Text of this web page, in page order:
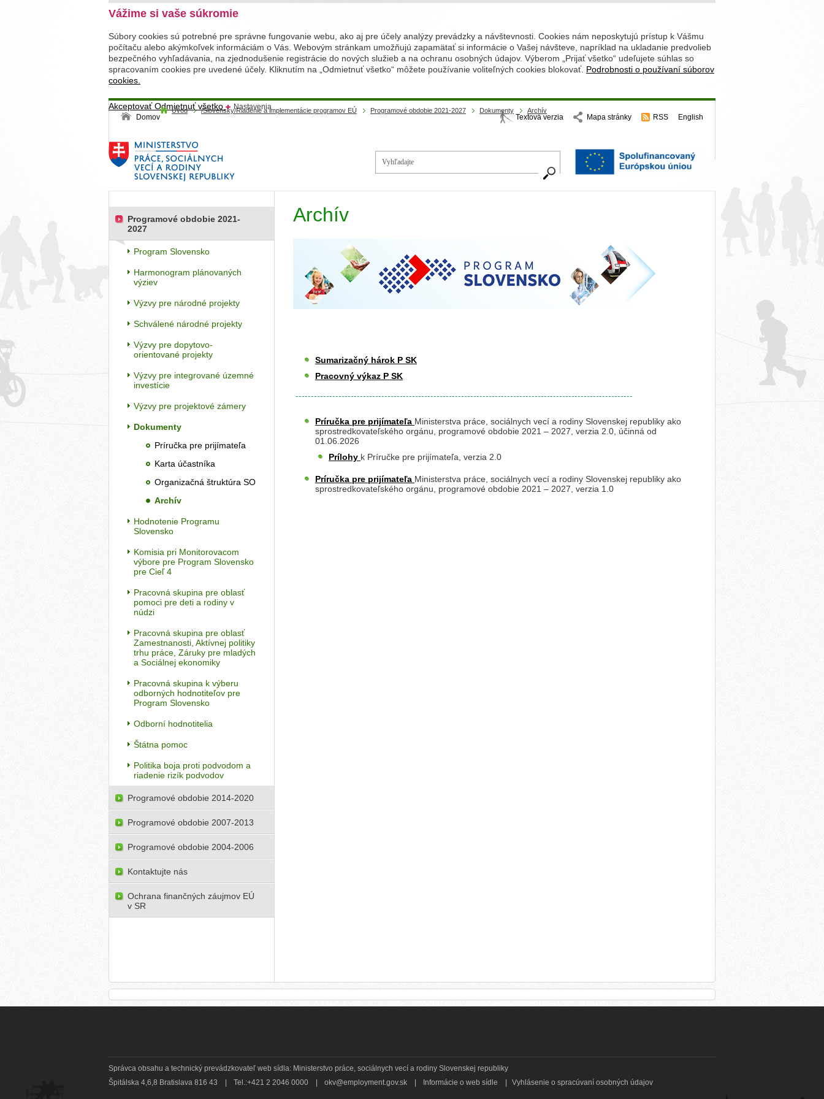
Vážime si vaše súkromie
Súbory cookies sú potrebné pre správne fungovanie webu, ako aj pre účely analýzy prevádzky a návštevnosti. Cookies nám neposkytujú prístup k Vášmu
počítaču alebo akýmkoľvek informáciám o Vás. Webovým stránkam umožňujú zapamätať si informácie o Vašej návšteve, napríklad na ukladanie predvolieb
bezpečného vyhľadávania, na zjednodušenie registrácie do nových služieb a na ochranu osobných údajov. Výberom „Prijať všetko“ udeľujete súhlas so
spracovaním cookies pre uvedené účely. Kliknutím na „Odmietnuť všetko“ môžete používanie voliteľných cookies blokovať. Podrobnosti o používaní súborov
cookies.
AkceptovaťOdmietnuť všetko
Nastavenia
Domov
Textová verzia Mapa stránky RSS English
Úvod /Slovensky/Riadenie a implementácie programov EÚ Programové obdobie 2021-2027 Dokumenty Archív
Archív
Sumarizačný hárok P SK
Pracovný výkaz P SK
--------------------------------------------------------------------------------------------------------------
Príručka pre prijímateľa Ministerstva práce, sociálnych vecí a rodiny Slovenskej republiky ako
sprostredkovateľského orgánu, programové obdobie 2021 – 2027, verzia 2.0, účinná od
01.06.2026
Prílohy k Príručke pre prijímateľa, verzia 2.0
Príručka pre prijímateľa Ministerstva práce, sociálnych vecí a rodiny Slovenskej republiky ako
sprostredkovateľského orgánu, programové obdobie 2021 – 2027, verzia 1.0
Programové obdobie 2021-
2027
Program Slovensko
Harmonogram plánovaných
výziev
Výzvy pre národné projekty
Schválené národné projekty
Výzvy pre dopytovo-
orientované projekty
Výzvy pre integrované územné
investície
Výzvy pre projektové zámery
Dokumenty
Príručka pre prijímateľa
Karta účastníka
Organizačná štruktúra SO
Archív
Hodnotenie Programu
Slovensko
Komisia pri Monitorovacom
výbore pre Program Slovensko
pre Cieľ 4
Pracovná skupina pre oblasť
pomoci pre deti a rodiny v
núdzi
Pracovná skupina pre oblasť
Zamestnanosti, Aktívnej politiky
trhu práce, Záruky pre mladých
a Sociálnej ekonomiky
Pracovná skupina k výberu
odborných hodnotiteľov pre
Program Slovensko
Odborní hodnotitelia
Štátna pomoc
Politika boja proti podvodom a
riadenie rizík podvodov
Programové obdobie 2014-2020
Programové obdobie 2007-2013
Programové obdobie 2004-2006
Kontaktujte nás
Ochrana finančných záujmov EÚ
v SR
Správca obsahu a technický prevádzkovateľ web sídla: Ministerstvo práce, sociálnych vecí a rodiny Slovenskej republiky
Špitálska 4,6,8 Bratislava 816 43
Tel.:+421 2 2046 0000 okv@employment.gov.sk Informácie o web sídle Vyhlásenie o spracúvaní osobných údajov